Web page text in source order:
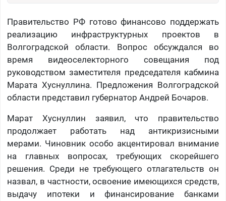
Правительство РФ готово финансово поддержать
реализацию инфраструктурных проектов в
Волгоградской области. Вопрос обсуждался во
время видеоселекторного совещания под
руководством заместителя председателя кабмина
Марата Хуснуллина. Предложения Волгоградской
области представил губернатор Андрей Бочаров.
​Марат Хуснуллин заявил, что правительство
продолжает работать над антикризисными
мерами. Чиновник особо акцентировал внимание
на главных вопросах, требующих скорейшего
решения. Среди не требующего отлагательств он
назвал, в частности, освоение имеющихся средств,
выдачу ипотеки и финансирование банками